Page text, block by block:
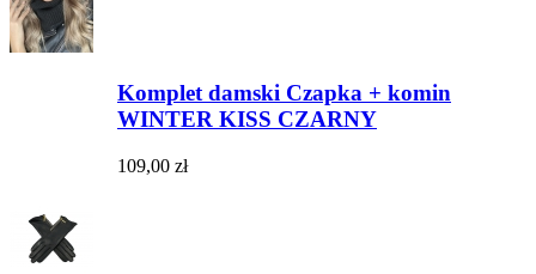
Komplet damski Czapka + komin
WINTER KISS CZARNY
109,00 zł